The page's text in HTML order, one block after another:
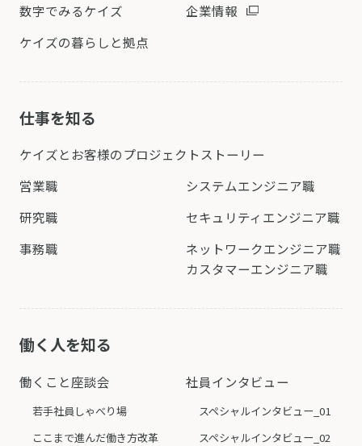
数字でみるケイズ
企業情報
ケイズの暮らしと拠点
仕事を知る
ケイズとお客様のプロジェクトストーリー
営業職
システムエンジニア職
研究職
セキュリティエンジニア職
事務職
ネットワークエンジニア職
カスタマーエンジニア職
働く人を知る
働くこと座談会
若手社員しゃべり場
ここまで進んだ働き方改革
社員インタビュー
スペシャルインタビュー_01
スペシャルインタビュー_02